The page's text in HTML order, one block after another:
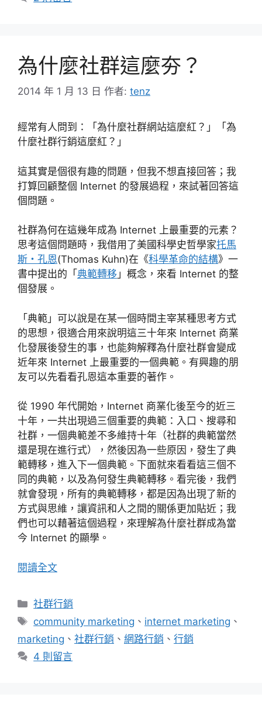
為什麼社群這麼夯？
2014 年 1 月 13 日 作者: tenz
經常有人問到：「為什麼社群網站這麼紅？」「為
什麼社群行銷這麼紅？」
這其實是個很有趣的問題，但我不想直接回答；我
打算回顧整個 Internet 的發展過程，來試著回答這
個問題。
社群為何在這幾年成為 Internet 上最重要的元素？
思考這個問題時，我借用了美國科學史哲學家托馬
斯・孔恩(Thomas Kuhn)在《科學革命的結構》一
書中提出的「 典範轉移 」概念，來看 Internet 的整
個發展。
「典範」可以說是在某一個時間主宰某種思考方式
的思想，很適合用來說明這三十年來 Internet 商業
化發展後發生的事，也能夠解釋為什麼社群會變成
近年來 Internet 上最重要的一個典範。有興趣的朋
友可以先看看孔恩這本重要的著作。
從 1990 年代開始，Internet 商業化後至今的近三
十年，一共出現過三個重要的典範：入口、搜尋和
社群，一個典範差不多維持十年（社群的典範當然
還是現在進行式），然後因為一些原因，發生了典
範轉移，進入下一個典範。下面就來看看這三個不
同的典範，以及為何發生典範轉移。看完後，我們
就會發現，所有的典範轉移，都是因為出現了新的
方式與思維，讓資訊和人之間的關係更加貼近；我
們也可以藉著這個過程，來理解為什麼社群成為當
今 Internet 的顯學。
閱讀全文
分
社群行銷
標
籤
community marketing 、 internet marketing 、
marketing 、 社群行銷 、 網路行銷 、 行銷
4 則留言